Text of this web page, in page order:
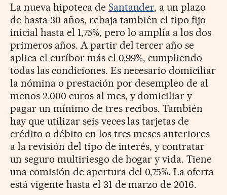
La nueva hipoteca de Santander, a un plazo
de hasta 30 años, rebaja también el tipo fijo
inicial hasta el 1,75%, pero lo amplía a los dos
primeros años. A partir del tercer año se
aplica el euríbor más el 0,99%, cumpliendo
todas las condiciones. Es necesario domiciliar
la nómina o prestación por desempleo de al
menos 2.000 euros al mes, y domiciliar y
pagar un mínimo de tres recibos. También
hay que utilizar seis veces las tarjetas de
crédito o débito en los tres meses anteriores
a la revisión del tipo de interés, y contratar
un seguro multiriesgo de hogar y vida. Tiene
una comisión de apertura del 0,75%. La oferta
está vigente hasta el 31 de marzo de 2016.